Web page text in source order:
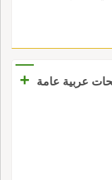
عربية عامة +